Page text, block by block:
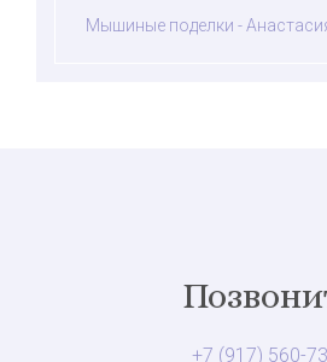
Мышиные поделки -
+7 (917) 560-